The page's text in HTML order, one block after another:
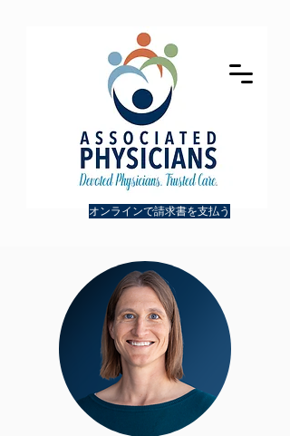
オンラインで請求書を支払う